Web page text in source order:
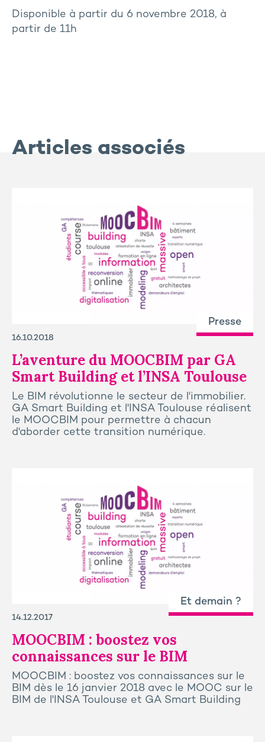
Disponible à partir du 6 novembre 2018, à
partir de 11h
Articles associés
Presse
16.10.2018
L’aventure du MOOCBIM par GA
Smart Building et l’INSA Toulouse
Le BIM révolutionne le secteur de l'immobilier.
GA Smart Building et l'INSA Toulouse réalisent
le MOOCBIM pour permettre à chacun
d'aborder cette transition numérique.
Et demain ?
14.12.2017
MOOCBIM : boostez vos
connaissances sur le BIM
MOOCBIM : boostez vos connaissances sur le
BIM dès le 16 janvier 2018 avec le MOOC sur le
BIM de l'INSA Toulouse et GA Smart Building